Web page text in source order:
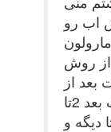
اب رو
از روش
از
رابطه 2تا اچ دی خوردم 12 ساعت بعد 2تا
و دوباره 12 ساعت بعد 2تا دیگه و